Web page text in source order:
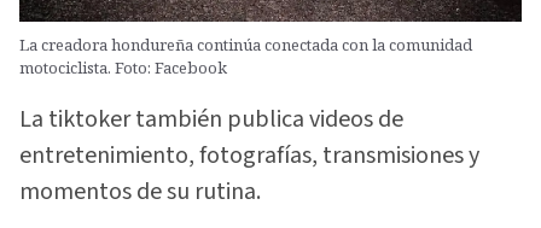
La creadora hondureña continúa conectada con la comunidad
motociclista. Foto: Facebook
La tiktoker también publica videos de
entretenimiento, fotografías, transmisiones y
momentos de su rutina.